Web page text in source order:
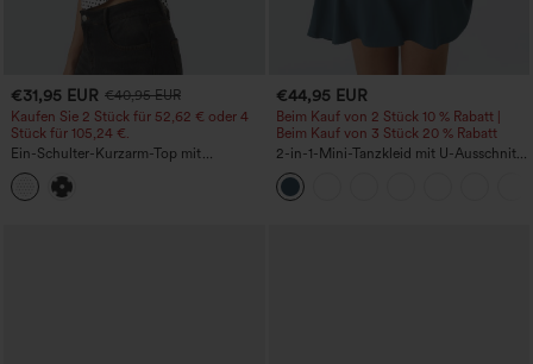
€31,95 EUR €40,95 EUR
Kaufen Sie 2 Stück für 52,62 € oder 4
Stück für 105,24 €.
Ein-Schulter-Kurzarm-Top mit
abgerundetem High-Low-Saum,
integriertem BH, gepunktet, lässig
€44,95 EUR
Beim Kauf von 2 Stück 10 % Rabatt |
Beim Kauf von 3 Stück 20 % Rabatt
2-in-1-Mini-Tanzkleid mit U-Ausschnitt,
rückenfrei, verdrehter Ausschnitt,
Seitentasche-Easy Peezy